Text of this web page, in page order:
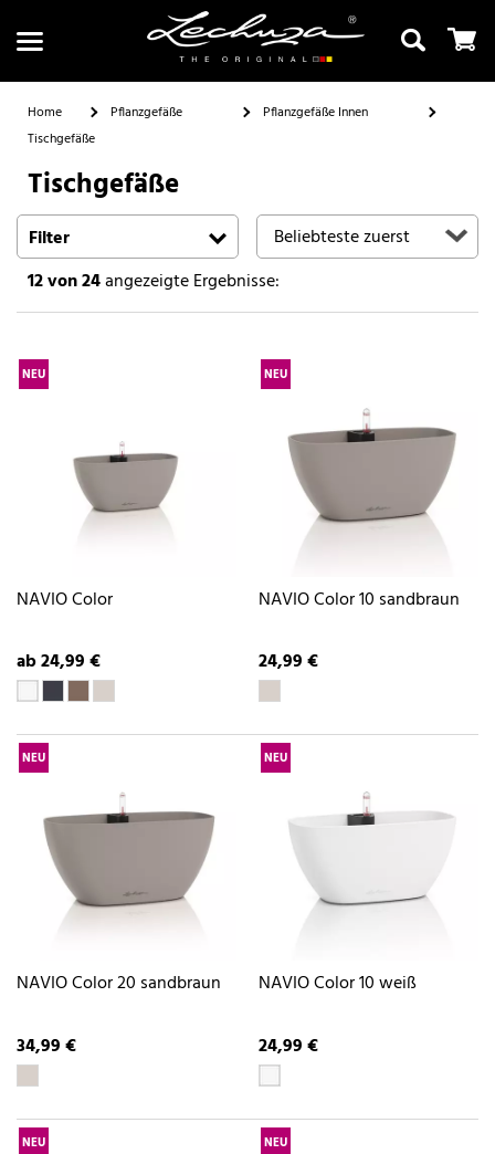
Home Pflanzgefäße
Pflanzgefäße Innen
Tischgefäße
Tischgefäße
Filter
12von 24angezeigte Ergebnisse:
NEU
NAVIO Color
ab 24,99 €
NEU
NAVIO Color 10 sandbraun
24,99 €
NEU
NAVIO Color 20 sandbraun
34,99 €
NEU
NAVIO Color 10 weiß
24,99 €
NEU NEU